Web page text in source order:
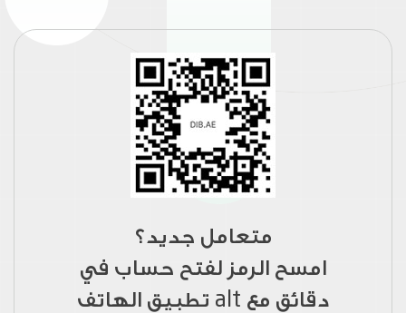
متعامل جديد؟
امسح الرمز لفتح حساب في
دقائق مع alt تطبيق الهاتف